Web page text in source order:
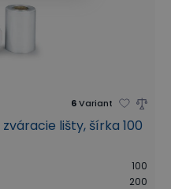
6Variant
lišty, šírka 100
100
200